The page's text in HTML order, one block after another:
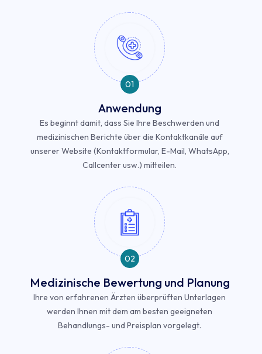
01
Anwendung
Es beginnt damit, dass Sie Ihre Beschwerden und
medizinischen Berichte über die Kontaktkanäle auf
unserer Website (Kontaktformular, E-Mail, WhatsApp,
Callcenter usw.) mitteilen.
02
Medizinische Bewertung und Planung
Ihre von erfahrenen Ärzten überprüften Unterlagen
werden Ihnen mit dem am besten geeigneten
Behandlungs- und Preisplan vorgelegt.